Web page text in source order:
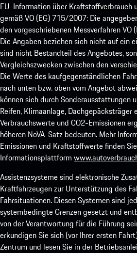
EU-Information über Kraftstoffverbrauch
gemäß VO (EG) 715/2007: Die
den vorgeschriebenen Messverfahren
Die Angaben beziehen sich nicht auf ein
sind nicht Bestandteil des Angebotes,
Vergleichszwecken zwischen den
Die Werte des kaufgegenständlichen
nach unten bzw. oben vom Angebot
können sich durch Sonderausstattungen
Reifen, Klimaanlage, Dachgepäcksträger
Verbrauchswerte und CO2-Emissionen
höheren NoVA-Satz bedeuten. Mehr
Emissionen und Kraftstoffwerte finden
Informationsplattform
Assistenzsysteme sind elektronische
Kraftfahrzeugen zur Unterstützung des
Fahrsituationen. Diesen Systemen sind
systembedingte Grenzen gesetzt und
von der Verantwortung für die Führung
erkundigen Sie sich (vor Ihrer ersten
Zentrum und lesen Sie in der